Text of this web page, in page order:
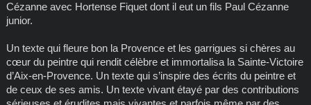
Cézanne avec Hortense Fiquet dont il eut un fils Paul Cézanne
junior.
Un texte qui fleure bon la Provence et les garrigues si chères au
cœur du peintre qui rendit célèbre et immortalisa la Sainte-Victoire
d’Aix-en-Provence. Un texte qui s’inspire des écrits du peintre et
de ceux de ses amis. Un texte vivant étayé par des contributions